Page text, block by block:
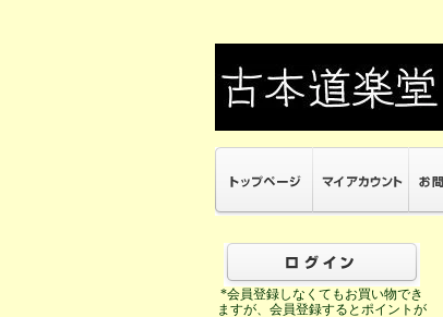
*会員登録しなくてもお買い物でき
ますが、会員登録するとポイントが